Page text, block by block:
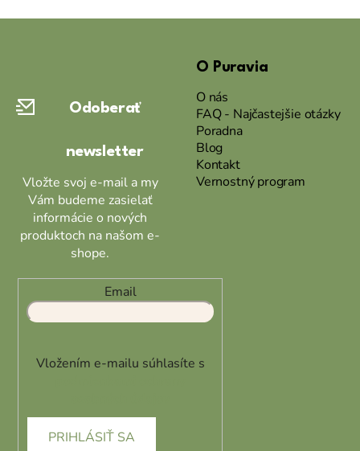
Odoberať
newsletter
Vložte svoj e-mail a my
Vám budeme zasielať
informácie o nových
produktoch na našom e-
shope.
Email
Vložením e-mailu súhlasíte s
PRIHLÁSIŤ SA
O Puravia
O nás
FAQ - Najčastejšie otázky
Poradna
Blog
Kontakt
Vernostný program